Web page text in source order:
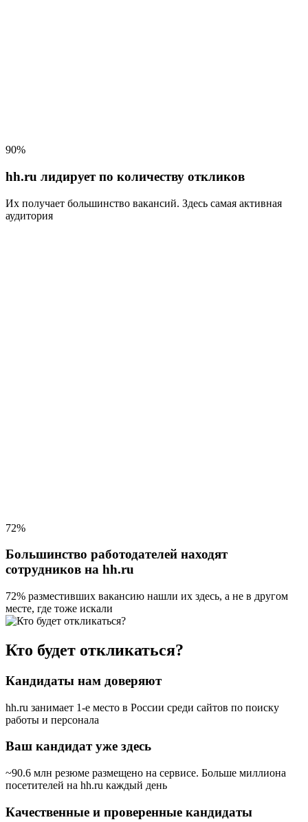
90%
hh.ru лидирует по количеству откликов
Их получает большинство вакансий. Здесь самая активная
аудитория
72%
Большинство работодателей находят
сотрудников на hh.ru
72% разместивших вакансию нашли их здесь, а не в другом
месте, где тоже искали
Кто будет откликаться?
Кандидаты нам доверяют
hh.ru занимает 1-е место в России среди сайтов по поиску
работы и персонала
Ваш кандидат уже здесь
~90.6 млн резюме размещено на сервисе. Больше миллиона
посетителей на hh.ru каждый день
Качественные и проверенные кандидаты